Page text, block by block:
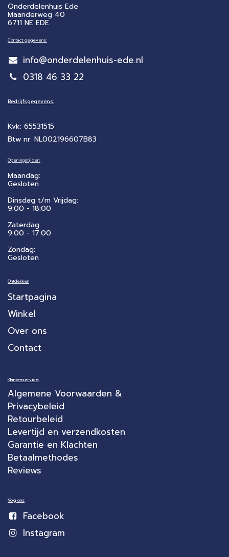
Onderdelenhuis Ede
Maanderweg 40
6711 NE EDE
Contact gegevens:
info@onderdelenhuis-ede.nl
0318 46 33 22
Bedrijfsgegevens:
Kvk: 65531515
Btw nr: NL002196607B83
Openingstijden:
Maandag:
Gesloten
Dinsdag t/m Vrijdag:
9:00 - 18:00
Zaterdag:
​9:00 - 17:00
Zondag:
Gesloten
Ontdekken
Startpagina
Winkel
Over ons
Contact
Klantenservice:
Algemene Voorwaarden &
Privacybeleid
Retourbeleid
Levertijd en verzendkosten
Garantie en Klachten
Betaalmethodes
Reviews
Volg ons
Facebook
Instagram